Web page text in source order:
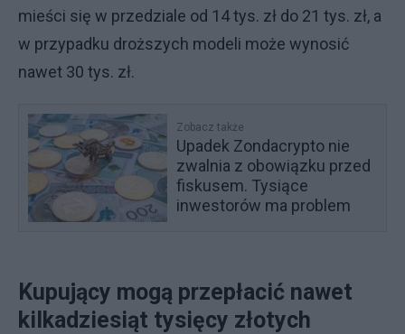
mieści się w przedziale od 14 tys. zł do 21 tys. zł, a
w przypadku droższych modeli może wynosić
nawet 30 tys. zł.
Zobacz także
Upadek Zondacrypto nie
zwalnia z obowiązku przed
fiskusem. Tysiące
inwestorów ma problem
Kupujący mogą przepłacić nawet
kilkadziesiąt tysięcy złotych